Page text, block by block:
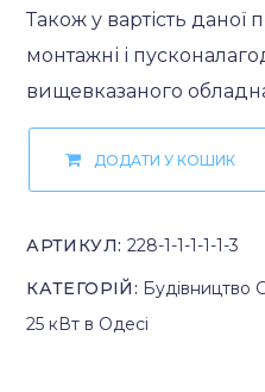
Також у вартість даної
монтажні і
вищевказаного
ДОДАТИ У КОШИК
АРТИКУЛ: 228-1-1-1-1-1-3
КАТЕГОРІЙ: Будівництво
25 кВт в Одесі